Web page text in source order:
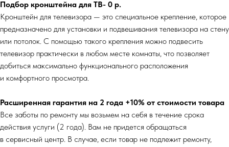
Подбор кронштейна для ТВ- 0 р.
Кронштейн для телевизора — это специальное крепление, которое
предназначено для установки и подвешивания телевизора на стену
или потолок. С помощью такого крепления можно подвесить
телевизор практически в любом месте комнаты, что позволяет
добиться максимально функционального расположения
и комфортного просмотра.
Расширенная гарантия на 2 года +10% от стоимости товара
Все заботы по ремонту мы возьмем на себя в течение срока
действия услуги (2 года). Вам не придется обращаться
в сервисный центр. В случае, если товар не подлежит ремонту,